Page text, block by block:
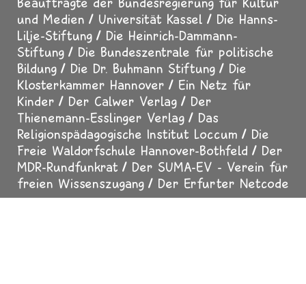
Das Gemeinschaftswerk der Evangelischen
Publizistik (GEP)
Das Bundesministerium für
Familie, Senioren, Frauen und Jugend
Beauftragte der Bundesregierung für Kultur
und Medien
Universität Kassel
Die Hanns-
Lilje-Stiftung
Die Heinrich-Dammann-
Stiftung
Die Bundeszentrale für politische
Bildung
Die Dr. Buhmann Stiftung
Klosterkammer Hannover
Ein Netz für
Kinder
Der Calwer Verlag
Der
Thienemann-Esslinger Verlag
Das
Religionspädagogische Institut Loccum
Die